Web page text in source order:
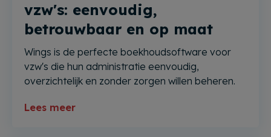
vzw's: eenvoudig,
betrouwbaar en op maat
Wings is de perfecte boekhoudsoftware voor
vzw's die hun administratie eenvoudig,
overzichtelijk en zonder zorgen willen beheren.
Lees meer